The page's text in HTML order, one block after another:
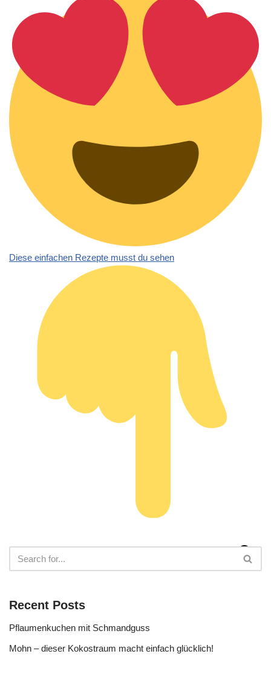
Diese einfachen Rezepte musst du sehen
Recent Posts
Pflaumenkuchen mit Schmandguss
Mohn – dieser Kokostraum macht einfach glücklich!